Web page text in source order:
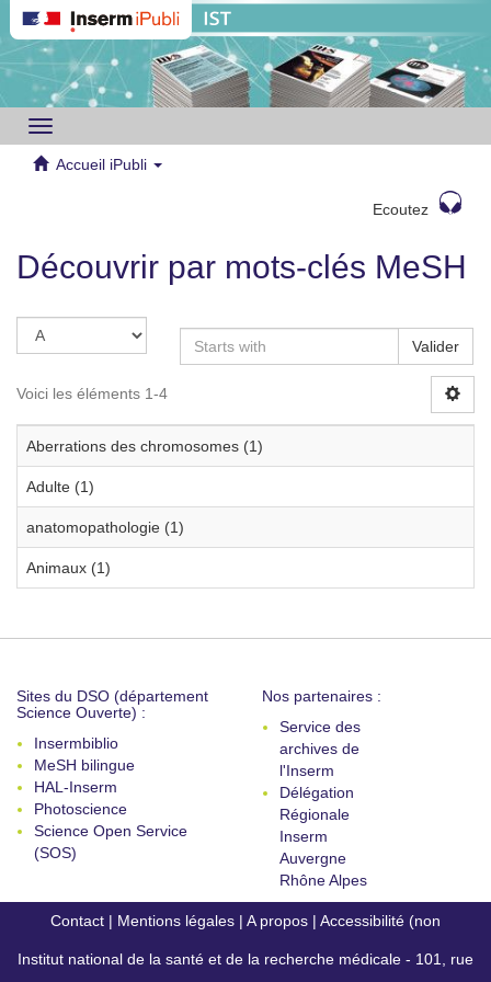
Toggle
navigation
Accueil iPubli
Ecoutez
Découvrir par mots-clés MeSH
Valider
Voici les éléments 1-4
Aberrations des chromosomes (1)
Adulte (1)
anatomopathologie (1)
Animaux (1)
Sites du DSO (département
Science Ouverte) :
Insermbiblio
MeSH bilingue
HAL-Inserm
Photoscience
Science Open Service
(SOS)
Nos partenaires :
Service des
archives de
l'Inserm
Délégation
Régionale
Inserm
Auvergne
Rhône Alpes
Contact | Mentions légales | A propos | Accessibilité (non
conforme)
Institut national de la santé et de la recherche médicale - 101, rue